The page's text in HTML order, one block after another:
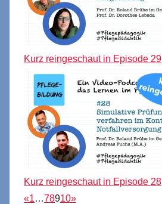
Kurz reingeschaut in Episode 29
Kurz reingeschaut in Episode 28
«1…78910»